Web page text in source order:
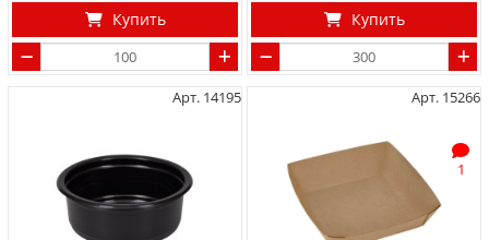
Купить Купить
Арт. 14195 Арт. 15266
1